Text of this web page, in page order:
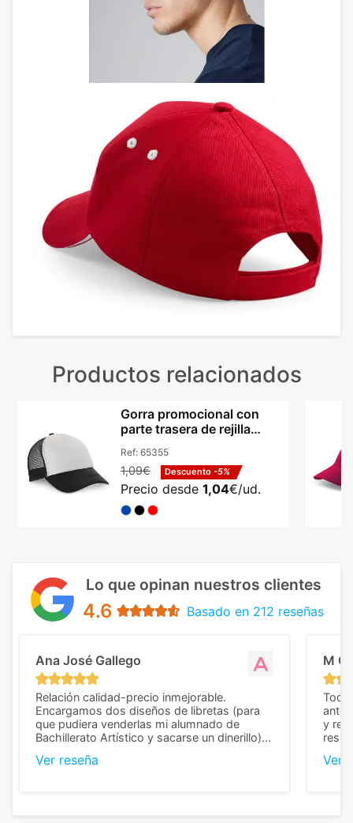
Productos relacionados
Gorra promocional con
parte trasera de rejilla
Ref: 65355
1,09€ Descuento -5%
Precio desde 1,04€/ud.
Lo que opinan nuestros clientes
4.6 Basado en 212 reseñas
Ana José Gallego
Relación calidad-precio inmejorable.
Encargamos dos diseños de libretas (para
que pudiera venderlas mi alumnado de
Bachillerato Artístico y sacarse un dinerillo) y
diferencia, con libretas de muy buena calidad
Ver reseña
M C
Todo
y
Ver